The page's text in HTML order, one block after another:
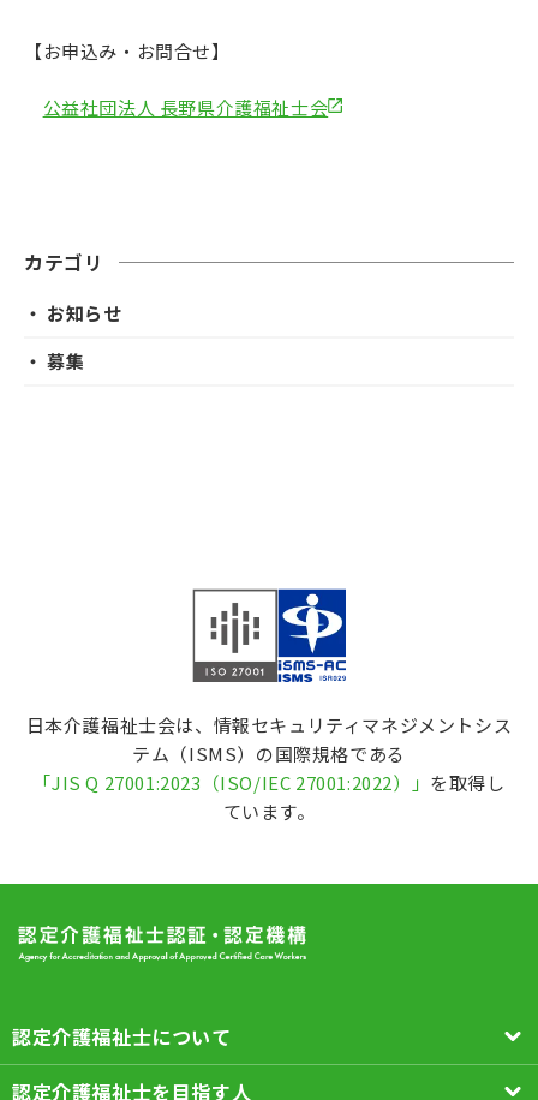
【お申込み・お問合せ】
公益社団法人 長野県介護福祉士会
カテゴリ
・ お知らせ
・ 募集
日本介護福祉士会は、情報セキュリティマネジメントシス
テム（ISMS）の国際規格である
「JIS Q 27001:2023（ISO/IEC 27001:2022）」 を取得し
ています。
認定介護福祉士について
認定介護福祉士を目指す人